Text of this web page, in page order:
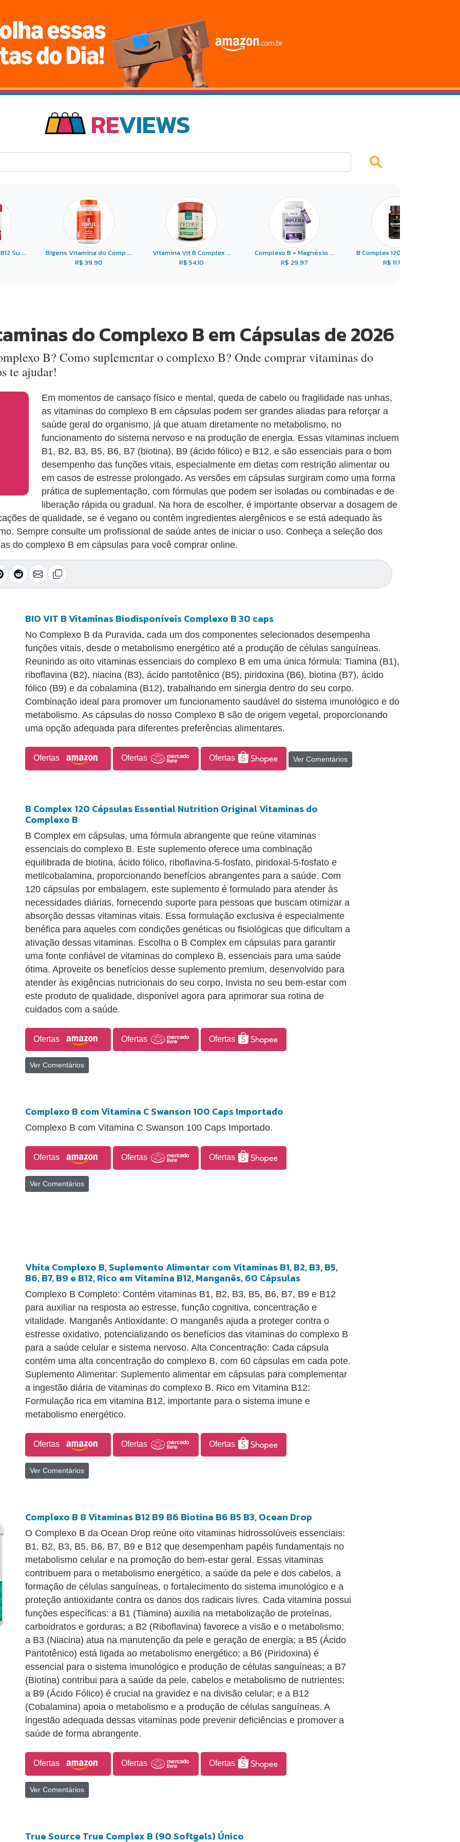
REVIEWS
Su ...
Bigens Vitamina do Comp ...
R$ 39,90
Vitamina Vit B Complex ...
R$ 54,10
Complexo B + Magnésio ...
R$ 29,97
B Complex 120 Cápsulas ...
R$ 117,00
do Complexo B em Cápsulas de 2026
B? Como suplementar o complexo B? Onde comprar vitaminas do
te ajudar!
Em momentos de cansaço físico e mental, queda de cabelo ou fragilidade nas unhas,
as vitaminas do complexo B em cápsulas podem ser grandes aliadas para reforçar a
saúde geral do organismo, já que atuam diretamente no metabolismo, no
funcionamento do sistema nervoso e na produção de energia. Essas vitaminas incluem
B1, B2, B3, B5, B6, B7 (biotina), B9 (ácido fólico) e B12, e são essenciais para o bom
desempenho das funções vitais, especialmente em dietas com restrição alimentar ou
em casos de estresse prolongado. As versões em cápsulas surgiram como uma forma
prática de suplementação, com fórmulas que podem ser isoladas ou combinadas e de
liberação rápida ou gradual. Na hora de escolher, é importante observar a dosagem de
de qualidade, se é vegano ou contém ingredientes alergênicos e se está adequado às
Sempre consulte um profissional de saúde antes de iniciar o uso. Conheça a seleção dos
do complexo B em cápsulas para você comprar online.
BIO VIT B Vitaminas Biodisponíveis Complexo B 30 caps
No Complexo B da Puravida, cada um dos componentes selecionados desempenha
funções vitais, desde o metabolismo energético até a produção de células sanguíneas.
Reunindo as oito vitaminas essenciais do complexo B em uma única fórmula: Tiamina (B1),
riboflavina (B2), niacina (B3), ácido pantotênico (B5), piridoxina (B6), biotina (B7), ácido
fólico (B9) e da cobalamina (B12), trabalhando em sinergia dentro do seu corpo.
Combinação ideal para promover um funcionamento saudável do sistema imunológico e do
metabolismo. As cápsulas do nosso Complexo B são de origem vegetal, proporcionando
uma opção adequada para diferentes preferências alimentares.
Ofertas Ofertas Ofertas Ver Comentários
B Complex 120 Cápsulas Essential Nutrition Original Vitaminas do
Complexo B
B Complex em cápsulas, uma fórmula abrangente que reúne vitaminas
essenciais do complexo B. Este suplemento oferece uma combinação
equilibrada de biotina, ácido fólico, riboflavina-5-fosfato, piridoxal-5-fosfato e
metilcobalamina, proporcionando benefícios abrangentes para a saúde. Com
120 cápsulas por embalagem, este suplemento é formulado para atender às
necessidades diárias, fornecendo suporte para pessoas que buscam otimizar a
absorção dessas vitaminas vitais. Essa formulação exclusiva é especialmente
benéfica para aqueles com condições genéticas ou fisiológicas que dificultam a
ativação dessas vitaminas. Escolha o B Complex em cápsulas para garantir
uma fonte confiável de vitaminas do complexo B, essenciais para uma saúde
ótima. Aproveite os benefícios desse suplemento premium, desenvolvido para
atender às exigências nutricionais do seu corpo. Invista no seu bem-estar com
este produto de qualidade, disponível agora para aprimorar sua rotina de
cuidados com a saúde.
Ofertas Ofertas Ofertas
Ver Comentários
Complexo B com Vitamina C Swanson 100 Caps Importado
Complexo B com Vitamina C Swanson 100 Caps Importado.
Ofertas Ofertas Ofertas
Ver Comentários
Vhita Complexo B, Suplemento Alimentar com Vitaminas B1, B2, B3, B5,
B6, B7, B9 e B12, Rico em Vitamina B12, Manganês, 60 Cápsulas
Complexo B Completo: Contém vitaminas B1, B2, B3, B5, B6, B7, B9 e B12
para auxiliar na resposta ao estresse, função cognitiva, concentração e
vitalidade. Manganês Antioxidante: O manganês ajuda a proteger contra o
estresse oxidativo, potencializando os benefícios das vitaminas do complexo B
para a saúde celular e sistema nervoso. Alta Concentração: Cada cápsula
contém uma alta concentração do complexo B, com 60 cápsulas em cada pote.
Suplemento Alimentar: Suplemento alimentar em cápsulas para complementar
a ingestão diária de vitaminas do complexo B. Rico em Vitamina B12:
Formulação rica em vitamina B12, importante para o sistema imune e
metabolismo energético.
Ofertas Ofertas Ofertas
Ver Comentários
Complexo B 8 Vitaminas B12 B9 B6 Biotina B6 B5 B3, Ocean Drop
O Complexo B da Ocean Drop reúne oito vitaminas hidrossolúveis essenciais:
B1, B2, B3, B5, B6, B7, B9 e B12 que desempenham papéis fundamentais no
metabolismo celular e na promoção do bem-estar geral. Essas vitaminas
contribuem para o metabolismo energético, a saúde da pele e dos cabelos, a
formação de células sanguíneas, o fortalecimento do sistema imunológico e a
proteção antioxidante contra os danos dos radicais livres. Cada vitamina possui
funções específicas: a B1 (Tiamina) auxilia na metabolização de proteínas,
carboidratos e gorduras; a B2 (Riboflavina) favorece a visão e o metabolismo;
a B3 (Niacina) atua na manutenção da pele e geração de energia; a B5 (Ácido
Pantotênico) está ligada ao metabolismo energético; a B6 (Piridoxina) é
essencial para o sistema imunológico e produção de células sanguíneas; a B7
(Biotina) contribui para a saúde da pele, cabelos e metabolismo de nutrientes;
a B9 (Ácido Fólico) é crucial na gravidez e na divisão celular; e a B12
(Cobalamina) apoia o metabolismo e a produção de células sanguíneas. A
ingestão adequada dessas vitaminas pode prevenir deficiências e promover a
saúde de forma abrangente.
Ofertas Ofertas Ofertas
Ver Comentários
True Source True Complex B (90 Softgels) Único